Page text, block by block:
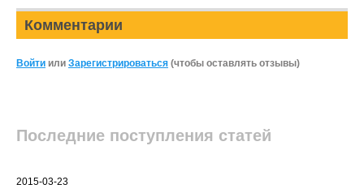
Комментарии
Войти или Зарегистрироваться (чтобы оставлять отзывы)
Последние поступления статей
2015-03-23